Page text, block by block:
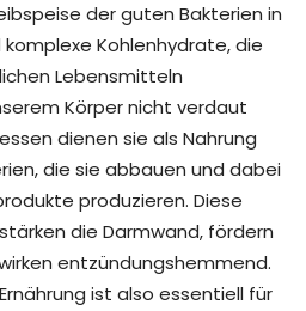
der guten Bakterien in
komplexe Kohlenhydrate, die
Lebensmitteln
Körper nicht verdaut
dienen sie als Nahrung
die sie abbauen und dabei
produzieren. Diese
die Darmwand, fördern
entzündungshemmend.
ist also essentiell für